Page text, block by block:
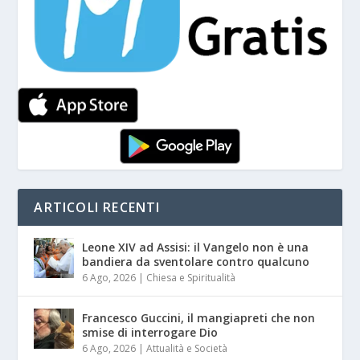
ARTICOLI RECENTI
Leone XIV ad Assisi: il Vangelo non è una
bandiera da sventolare contro qualcuno
6 Ago, 2026 | Chiesa e Spiritualità
Francesco Guccini, il mangiapreti che non
smise di interrogare Dio
6 Ago, 2026 |Attualità e Società